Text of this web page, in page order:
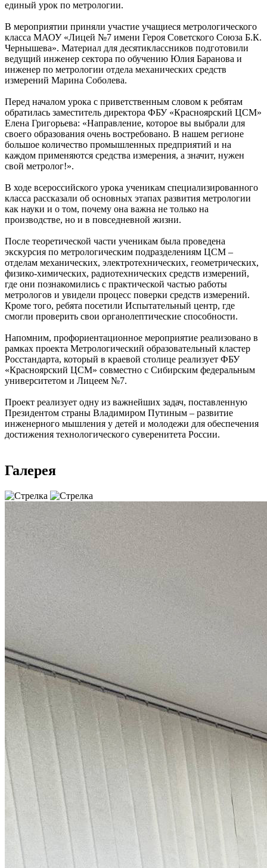
единый урок по метрологии.
В мероприятии приняли участие учащиеся метрологического
класса МАОУ «Лицей №7 имени Героя Советского Союза Б.К.
Чернышева». Материал для десятиклассников подготовили
ведущий инженер сектора по обучению Юлия Баранова и
инженер по метрологии отдела механических средств
измерений Марина Соболева.
Перед началом урока с приветственным словом к ребятам
обратилась заместитель директора ФБУ «Красноярский ЦСМ»
Елена Григорьева: «Направление, которое вы выбрали для
своего образования очень востребовано. В нашем регионе
большое количество промышленных предприятий и на
каждом применяются средства измерения, а значит, нужен
свой метролог!».
В ходе всероссийского урока ученикам специализированного
класса рассказали об основных этапах развития метрологии
как науки и о том, почему она важна не только на
производстве, но и в повседневной жизни.
После теоретической части ученикам была проведена
экскурсия по метрологическим подразделениям ЦСМ –
отделам механических, электротехнических, геометрических,
физико-химических, радиотехнических средств измерений,
где они познакомились с практической частью работы
метрологов и увидели процесс поверки средств измерений.
Кроме того, ребята посетили Испытательный центр, где
смогли проверить свои органолептические способности.
Напомним, профориентационное мероприятие реализовано в
рамках проекта Метрологический образовательный кластер
Росстандарта, который в краевой столице реализует ФБУ
«Красноярский ЦСМ» совместно с Сибирским федеральным
университетом и Лицеем №7.
Проект реализует одну из важнейших задач, поставленную
Президентом страны Владимиром Путиным – развитие
инженерного мышления у детей и молодежи для обеспечения
достижения технологического суверенитета России.
Галерея